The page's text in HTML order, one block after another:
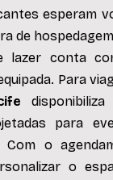
esperam
de
lazer conta
Para
para
Com o
o